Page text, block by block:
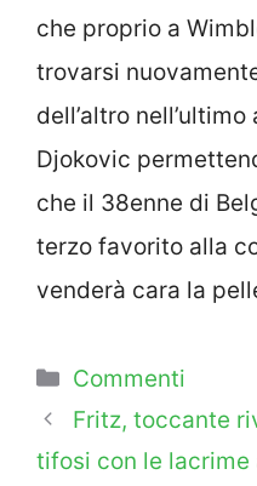
che proprio a
trovarsi
dell’altro
Djokovic
che il 38enne di
terzo favorito alla
venderà cara la
Categorie
Commenti
Fritz, toccante
tifosi con le lacrime